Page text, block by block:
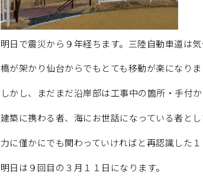
明日で震災から９年経ちます。三陸自動車道は
橋が架かり仙台からでもとても移動が楽になりま
しかし、まだまだ沿岸部は工事中の箇所・手付
建築に携わる者、海にお世話になっている者と
力に僅かにでも関わっていければと再認識した１
明日は９回目の３月１１日になります。